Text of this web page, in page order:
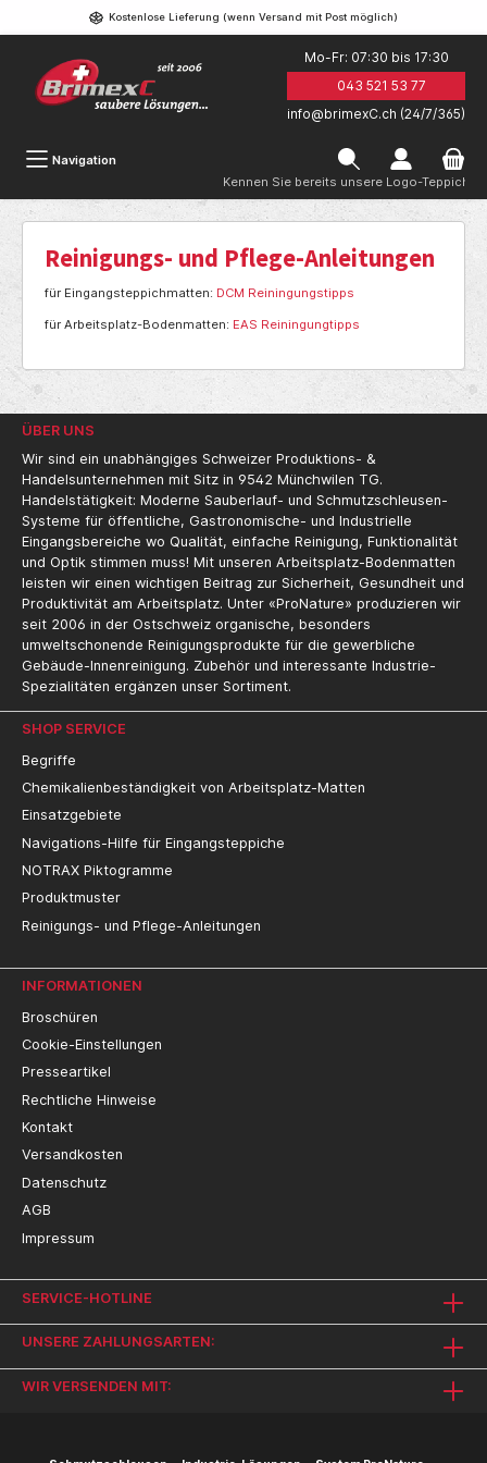
Kostenlose Lieferung (wenn Versand mit Post möglich)
Mo-Fr: 07:30 bis 17:30
043 521 53 77
info@brimexC.ch (24/7/365)
Navigation
Kennen Sie bereits unsere Logo-Teppiche?
Reinigungs- und Pflege-Anleitungen
für Eingangsteppichmatten: DCM Reiningungstipps
für Arbeitsplatz-Bodenmatten: EAS Reiningungtipps
ÜBER UNS
Wir sind ein unabhängiges Schweizer Produktions- &
Handelsunternehmen mit Sitz in 9542 Münchwilen TG.
Handelstätigkeit: Moderne Sauberlauf- und Schmutzschleusen-
Systeme für öffentliche, Gastronomische- und Industrielle
Eingangsbereiche wo Qualität, einfache Reinigung, Funktionalität
und Optik stimmen muss! Mit unseren Arbeitsplatz-Bodenmatten
leisten wir einen wichtigen Beitrag zur Sicherheit, Gesundheit und
Produktivität am Arbeitsplatz. Unter «ProNature» produzieren wir
seit 2006 in der Ostschweiz organische, besonders
umweltschonende Reinigungsprodukte für die gewerbliche
Gebäude-Innenreinigung. Zubehör und interessante Industrie-
Spezialitäten ergänzen unser Sortiment.
SHOP SERVICE
Begriffe
Chemikalienbeständigkeit von Arbeitsplatz-Matten
Einsatzgebiete
Navigations-Hilfe für Eingangsteppiche
NOTRAX Piktogramme
Produktmuster
Reinigungs- und Pflege-Anleitungen
INFORMATIONEN
Broschüren
Cookie-Einstellungen
Presseartikel
Rechtliche Hinweise
Kontakt
Versandkosten
Datenschutz
AGB
Impressum
SERVICE-HOTLINE
UNSERE ZAHLUNGSARTEN:
WIR VERSENDEN MIT: